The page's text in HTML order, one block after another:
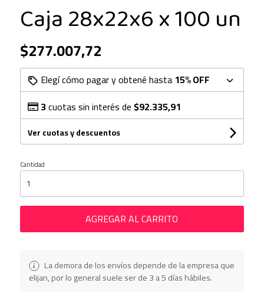
Caja 28x22x6 x 100 un
$277.007,72
Elegí cómo pagar y obtené hasta 15% OFF
3cuotas sin interés de$92.335,91
Ver cuotas y descuentos
Cantidad
AGREGAR AL CARRITO
La demora de los envíos depende de la empresa que
elijan, por lo general suele ser de 3 a 5 días hábiles.